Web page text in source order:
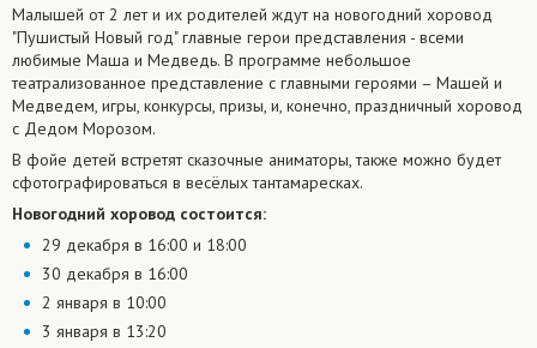
Малышей от 2 лет и их родителей ждут на новогодний хоровод
"Пушистый Новый год" главные герои представления - всеми
любимые Маша и Медведь. В программе небольшое
театрализованное представление с главными героями – Машей и
Медведем, игры, конкурсы, призы, и, конечно, праздничный хоровод
с Дедом Морозом.
В фойе детей встретят сказочные аниматоры, также можно будет
сфотографироваться в весёлых тантамаресках.
Новогодний хоровод состоится:
29 декабря в 16:00 и 18:00
30 декабря в 16:00
2 января в 10:00
3 января в 13:20